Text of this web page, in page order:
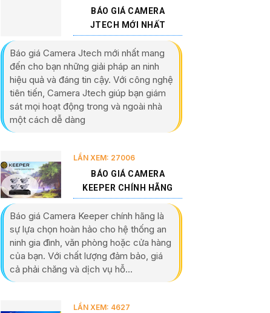
BÁO GIÁ CAMERA
JTECH MỚI NHẤT
Báo giá Camera Jtech mới nhất mang
đến cho bạn những giải pháp an ninh
hiệu quả và đáng tin cậy. Với công nghệ
tiên tiến, Camera Jtech giúp bạn giám
sát mọi hoạt động trong và ngoài nhà
một cách dễ dàng
LẦN XEM: 27006
BÁO GIÁ CAMERA
KEEPER CHÍNH HÃNG
Báo giá Camera Keeper chính hãng là
sự lựa chọn hoàn hảo cho hệ thống an
ninh gia đình, văn phòng hoặc cửa hàng
của bạn. Với chất lượng đảm bảo, giá
cả phải chăng và dịch vụ hỗ...
LẦN XEM: 4627